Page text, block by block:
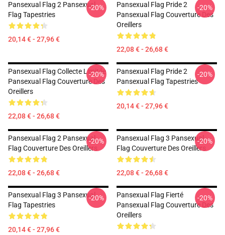
Pansexual Flag 2 Pansexual
Flag Tapestries
20,14 € - 27,96 €
-20%
Pansexual Flag Pride 2
Pansexual Flag Couverture Des
Oreillers
22,08 € - 26,68 €
-20%
Pansexual Flag Collecte Limitée
Pansexual Flag Couverture Des
Oreillers
22,08 € - 26,68 €
-20%
Pansexual Flag Pride 2
Pansexual Flag Tapestries
20,14 € - 27,96 €
-20%
Pansexual Flag 2 Pansexual
Flag Couverture Des Oreillers
22,08 € - 26,68 €
-20%
Pansexual Flag 3 Pansexual
Flag Couverture Des Oreillers
22,08 € - 26,68 €
-20%
Pansexual Flag 3 Pansexual
Flag Tapestries
20,14 € - 27,96 €
-20%
Pansexual Flag Fierté
Pansexual Flag Couverture Des
Oreillers
-20%